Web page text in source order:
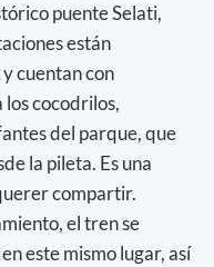
puente Selati,
están
cuentan con
cocodrilos,
del parque, que
la pileta. Es una
compartir.
el tren se
este mismo lugar, así